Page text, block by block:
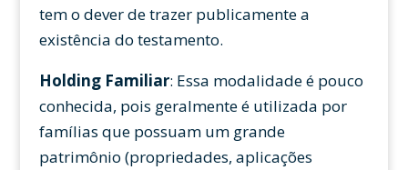
tem o dever de trazer publicamente a
existência do testamento.
Holding Familiar: Essa modalidade é pouco
conhecida, pois geralmente é utilizada por
famílias que possuam um grande
patrimônio (propriedades, aplicações